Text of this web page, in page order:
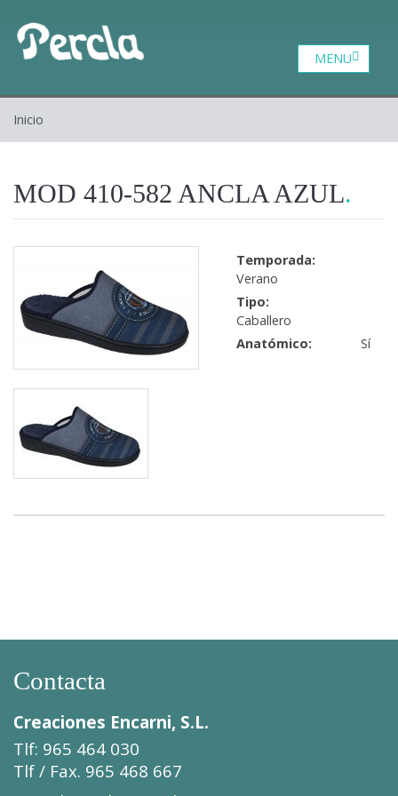
Inicio
MOD 410-582 ANCLA AZUL
Temporada:
Verano
Tipo:
Caballero
Anatómico:
Sí
Contacta
Creaciones Encarni, S.L.
Tlf: 965 464 030
Tlf / Fax. 965 468 667